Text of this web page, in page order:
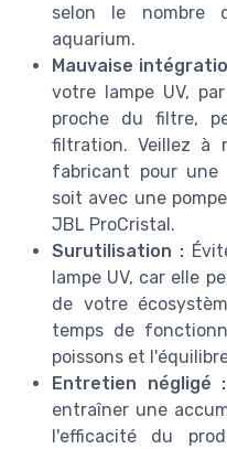
selon le nombre
aquarium.
Mauvaise
votre lampe UV,
proche du filtre,
filtration. Veillez à
fabricant pour une
soit avec une
JBL ProCristal.
Surutilisation :
lampe UV, car elle
de votre
temps de
poissons et
Entretien négligé :
entraîner une
l'efficacité du